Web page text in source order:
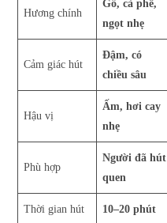
Hương chính
Gỗ, cà phê,
ngọt nhẹ
Cảm giác hút
Đậm, có
chiều sâu
Hậu vị
Ấm, hơi cay
nhẹ
Phù hợp
Người đã hút
quen
Thời gian hút 10–20 phút